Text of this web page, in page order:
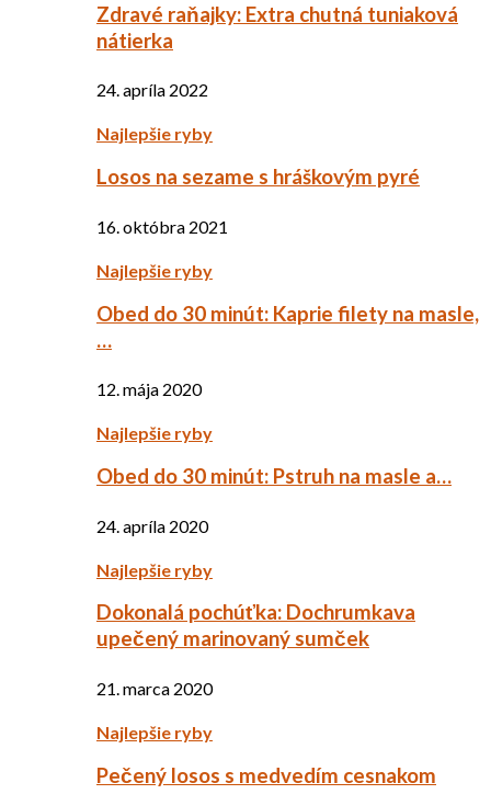
Zdravé raňajky: Extra chutná tuniaková
nátierka
24. apríla 2022
Najlepšie ryby
Losos na sezame s hráškovým pyré
16. októbra 2021
Najlepšie ryby
Obed do 30 minút: Kaprie filety na masle,
…
12. mája 2020
Najlepšie ryby
Obed do 30 minút: Pstruh na masle a…
24. apríla 2020
Najlepšie ryby
Dokonalá pochúťka: Dochrumkava
upečený marinovaný sumček
21. marca 2020
Najlepšie ryby
Pečený losos s medvedím cesnakom